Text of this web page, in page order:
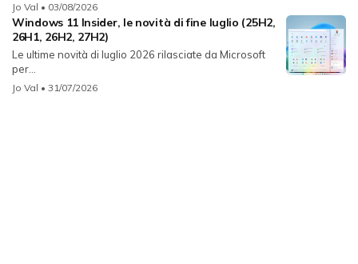
Jo Val • 03/08/2026
Windows 11 Insider, le novità di fine luglio (25H2,
26H1, 26H2, 27H2)
Le ultime novità di luglio 2026 rilasciate da Microsoft
per...
Jo Val • 31/07/2026